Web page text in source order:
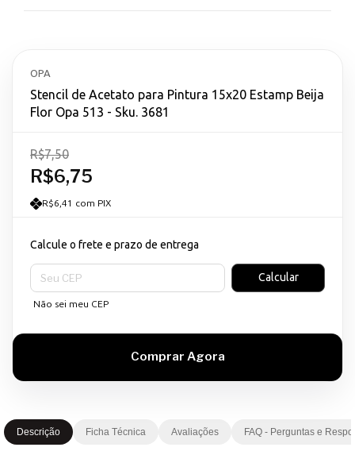
OPA
Stencil de Acetato para Pintura 15x20 Estamp Beija
Flor Opa 513 - Sku. 3681
R$6,75
R$7,50
R$6,41 com PIX
Calcule o frete e prazo de entrega
Entregas para o CEP:
Calcular
Não sei meu CEP
Descrição Ficha Técnica Avaliações FAQ - Perguntas e